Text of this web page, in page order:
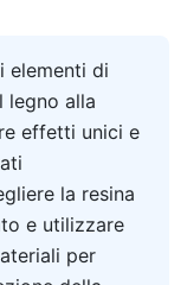
elementi di
legno alla
effetti unici e
la resina
e utilizzare
per